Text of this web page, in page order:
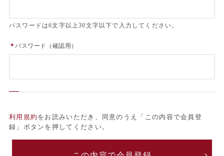
パスワードは6文字以上30文字以下で入力してください。
＊ パスワード（確認用）
利用規約 をお読みいただき、同意のうえ「この内容で会員登
録」ボタンを押してください。